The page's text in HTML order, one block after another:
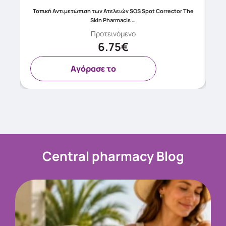
Τοπική Αντιμετώπιση των Ατελειών SOS Spot Corrector The
Skin Pharmacis …
Προτεινόμενο
6.75€
Aγόρασε το
Central pharmacy Blog